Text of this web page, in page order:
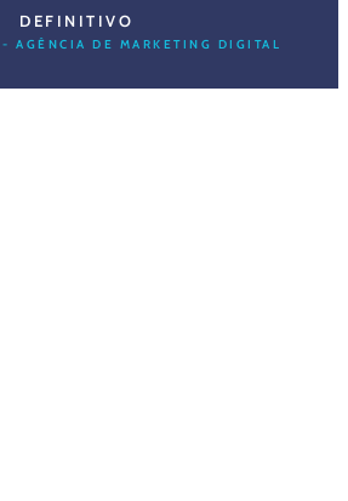
DEFINITIVO
AGÊNCIA DE MARKETING DIGITAL